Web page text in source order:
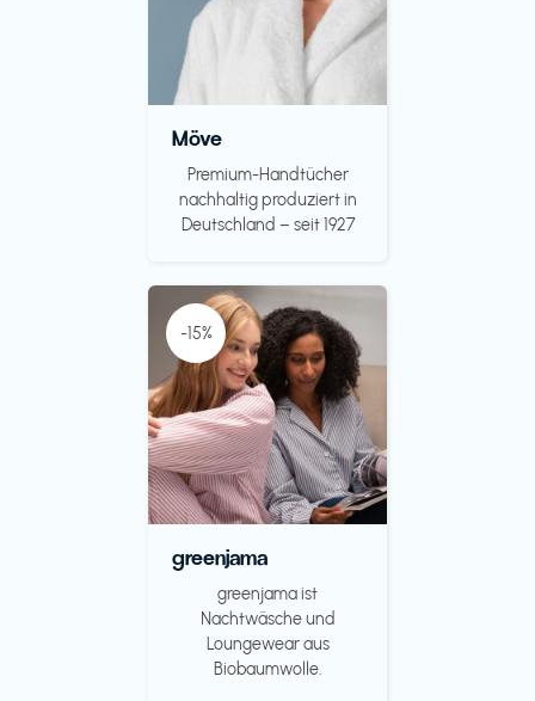
Möve
Premium-Handtücher
nachhaltig produziert in
Deutschland – seit 1927
-15%
greenjama
greenjama ist
Nachtwäsche und
Loungewear aus
Biobaumwolle.